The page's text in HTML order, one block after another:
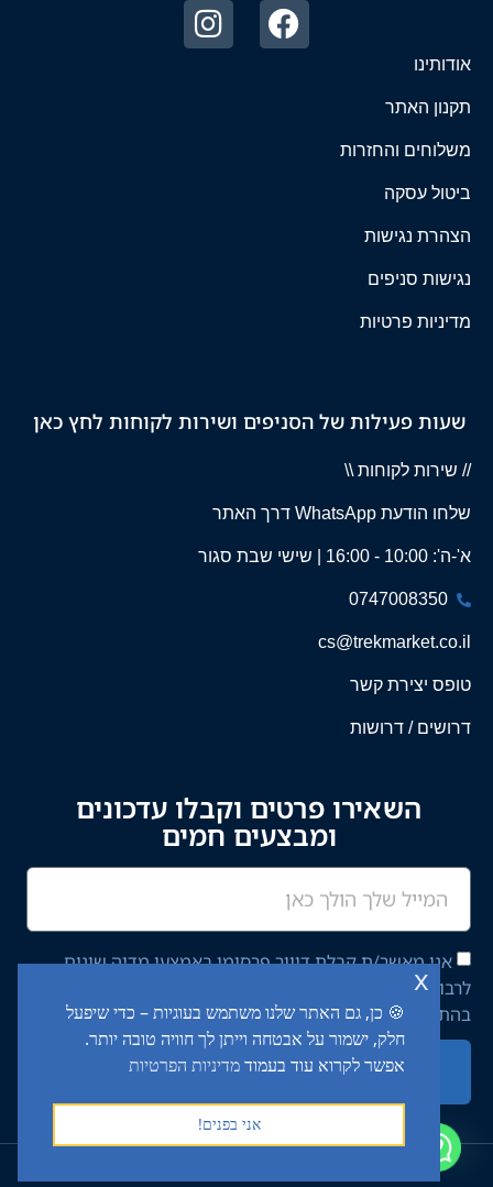
🍪 כן, גם האתר שלנו משתמש בעוגיות – כדי שיפעל
חלק, ישמור על אבטחה וייתן לך חוויה טובה יותר.
אפשר לקרוא עוד בעמודמדיניות הפרטיות
אני בפנים!
x
אודותינו
תקנון האתר
משלוחים והחזרות
ביטול עסקה
הצהרת נגישות
נגישות סניפים
מדיניות פרטיות
שעות פעילות של הסניפים ושירות לקוחות לחץ כאן
// שירות לקוחות \\
שלחו הודעת WhatsApp דרך האתר
א'-ה': 10:00 - 16:00 | שישי שבת סגור
0747008350
cs@trekmarket.co.il
טופס יצירת קשר
דרושים / דרושות
השאירו פרטים וקבלו עדכונים
ומבצעים חמים
אני מאשר/ת קבלת דיוור פרסומי באמצעי מדיה שונים
לרבות מסרון ודוא"ל מחברת יציב איתן השקעות בע"מ,
בהתאם ל־מדיניות הפרטיותבאתר.
שליחה